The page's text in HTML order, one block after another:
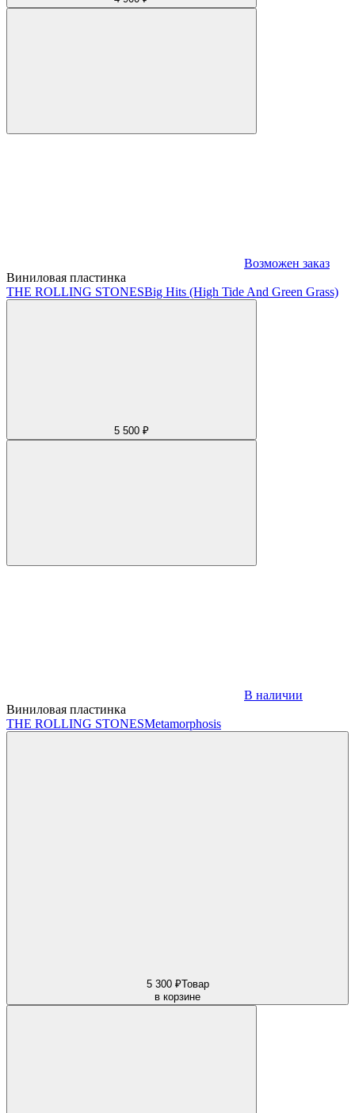
Возможен заказ
Виниловая пластинка
THE ROLLING STONESBig Hits (High Tide And Green Grass)
5 500 ₽
В наличии
Виниловая пластинка
THE ROLLING STONESMetamorphosis
5 300 ₽Товар
в корзине